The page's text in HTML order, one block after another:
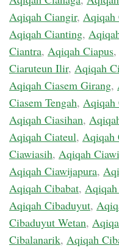
Aqiqah Ciangir, Aqiqah
Aqiqah Cianting,
Ciantra, Aqiqah Ciapus,
Ciaruteun Ilir, Aqiqah
Aqiqah Ciasem Girang,
Ciasem Tengah, Aqiqah
Aqiqah Ciasihan,
Aqiqah Ciateul, Aqiqah
Ciawiasih, Aqiqah
Aqiqah Ciawijapura,
Aqiqah Cibabat,
Aqiqah Cibaduyut,
Cibaduyut Wetan,
Cibalanarik, Aqiqah